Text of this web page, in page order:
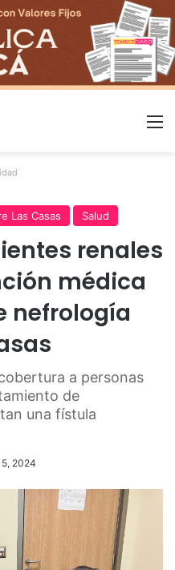
Las Casas Salud
renales
médica
nefrología
a personas
de
una fístula
2024